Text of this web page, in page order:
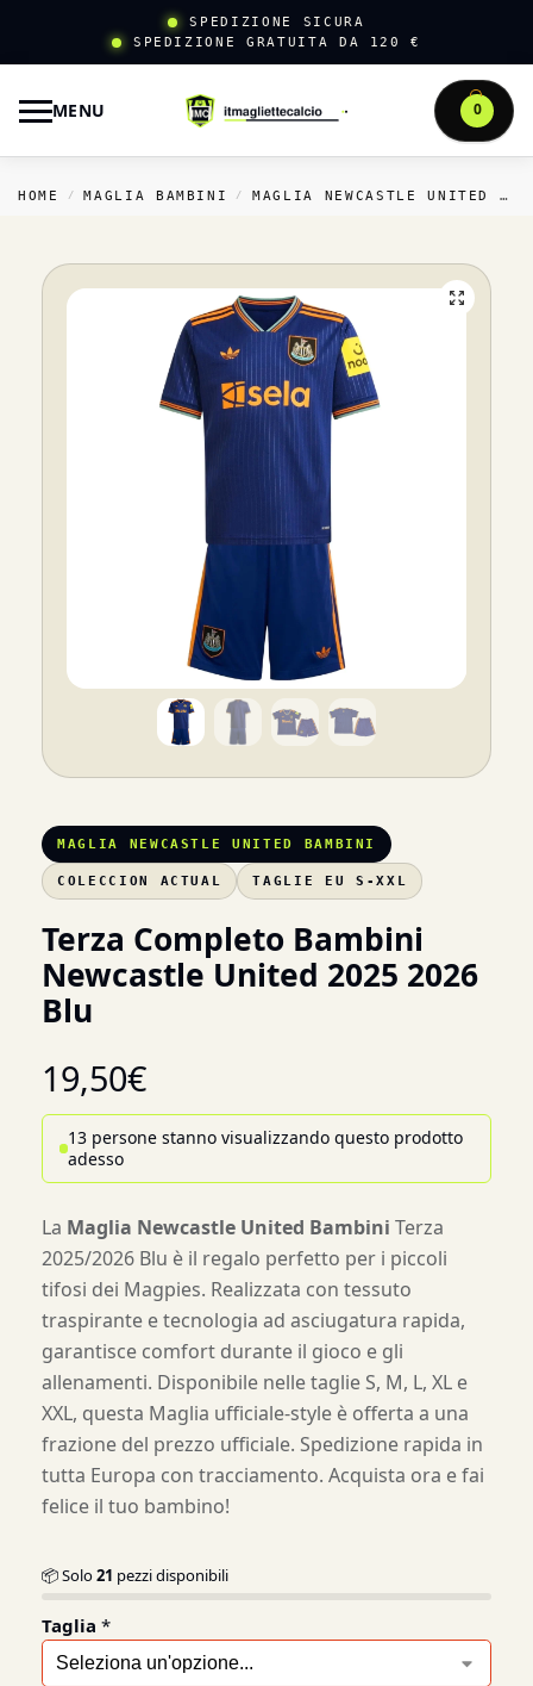
SPEDIZIONE SICURA
SPEDIZIONE GRATUITA DA 120 €
MENU 0
HOME / MAGLIA BAMBINI / MAGLIA NEWCASTLE UNITED BAMBINI
MAGLIA NEWCASTLE UNITED BAMBINI
COLECCION ACTUAL TAGLIE EU S-XXL
Terza Completo Bambini
Newcastle United 2025 2026
Blu
19,50€
13 persone stanno visualizzando questo prodotto
adesso
La Maglia Newcastle United Bambini Terza
2025/2026 Blu è il regalo perfetto per i piccoli
tifosi dei Magpies. Realizzata con tessuto
traspirante e tecnologia ad asciugatura rapida,
garantisce comfort durante il gioco e gli
allenamenti. Disponibile nelle taglie S, M, L, XL e
XXL, questa Maglia ufficiale-style è offerta a una
frazione del prezzo ufficiale. Spedizione rapida in
tutta Europa con tracciamento. Acquista ora e fai
felice il tuo bambino!
📦 Solo21 pezzi disponibili
Taglia *